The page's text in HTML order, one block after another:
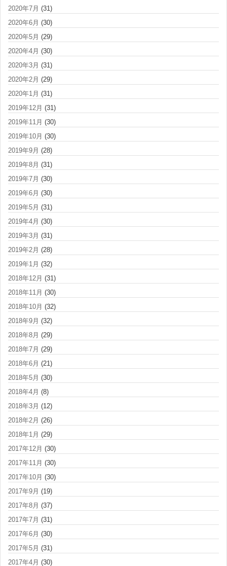
2020年7月 (31)
2020年6月 (30)
2020年5月 (29)
2020年4月 (30)
2020年3月 (31)
2020年2月 (29)
2020年1月 (31)
2019年12月 (31)
2019年11月 (30)
2019年10月 (30)
2019年9月 (28)
2019年8月 (31)
2019年7月 (30)
2019年6月 (30)
2019年5月 (31)
2019年4月 (30)
2019年3月 (31)
2019年2月 (28)
2019年1月 (32)
2018年12月 (31)
2018年11月 (30)
2018年10月 (32)
2018年9月 (32)
2018年8月 (29)
2018年7月 (29)
2018年6月 (21)
2018年5月 (30)
2018年4月 (8)
2018年3月 (12)
2018年2月 (26)
2018年1月 (29)
2017年12月 (30)
2017年11月 (30)
2017年10月 (30)
2017年9月 (19)
2017年8月 (37)
2017年7月 (31)
2017年6月 (30)
2017年5月 (31)
2017年4月 (30)